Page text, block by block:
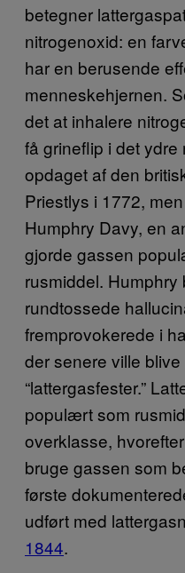
betegner
nitrogenoxid: en
har en berusende
menneskehjernen.
det at inhalere
få grineflip i det
opdaget af den
Priestlys i 1772,
Humphry Davy, en
gjorde gassen
rusmiddel. Humphry
rundtossede
fremprovokerede i
der senere ville
“lattergasfester.”
populært som
overklasse,
bruge gassen som
første
udført med
1844.